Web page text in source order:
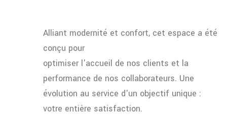
Alliant modernité et confort, cet espace a été
conçu pour
optimiser l'accueil de nos clients et la
performance de nos collaborateurs. Une
évolution au service d'un objectif unique :
votre entière satisfaction.